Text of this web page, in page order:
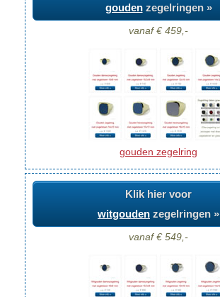
goudenzegelringen »
vanaf € 459,-
gouden zegelring
Klik hier voor
witgouden zegelringen »
vanaf € 549,-